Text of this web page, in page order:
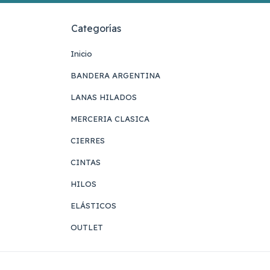
Categorías
Inicio
BANDERA ARGENTINA
LANAS HILADOS
MERCERIA CLASICA
CIERRES
CINTAS
HILOS
ELÁSTICOS
OUTLET